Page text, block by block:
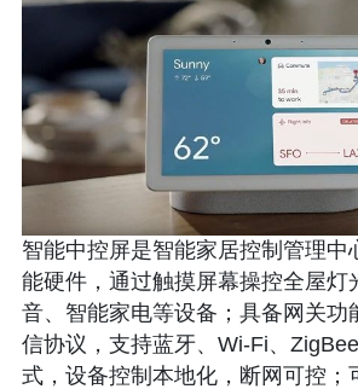
智能中控屏是智能家居控制管理中
能硬件，通过触摸屏幕操控全屋灯
音、智能家电等设备；具备网关功
信协议，支持蓝牙、Wi-Fi、
式，设备控制本地化，断网可控；